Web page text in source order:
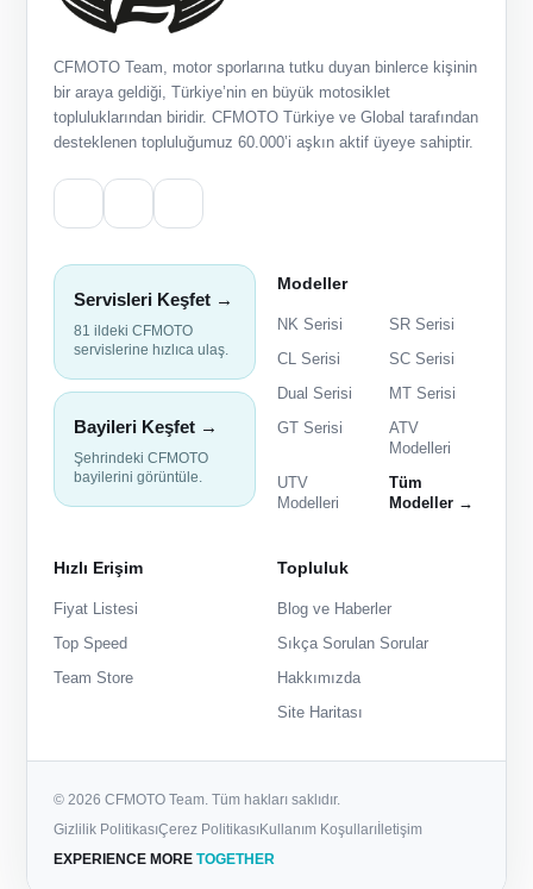
CFMOTO Team, motor sporlarına tutku duyan binlerce kişinin
bir araya geldiği, Türkiye’nin en büyük motosiklet
topluluklarından biridir. CFMOTO Türkiye ve Global tarafından
desteklenen topluluğumuz 60.000’i aşkın aktif üyeye sahiptir.
Servisleri Keşfet →
81 ildeki CFMOTO
servislerine hızlıca ulaş.
Bayileri Keşfet →
Şehrindeki CFMOTO
bayilerini görüntüle.
Modeller
NK Serisi
SR Serisi
CL Serisi
SC Serisi
Dual Serisi
MT Serisi
GT Serisi
ATV
Modelleri
UTV
Modelleri
Tüm
Modeller →
Hızlı Erişim
Fiyat Listesi
Top Speed
Team Store
Topluluk
Blog ve Haberler
Sıkça Sorulan Sorular
Hakkımızda
Site Haritası
© 2026 CFMOTO Team. Tüm hakları saklıdır.
Gizlilik PolitikasıÇerez PolitikasıKullanım Koşulları İletişim
EXPERIENCE MORE TOGETHER